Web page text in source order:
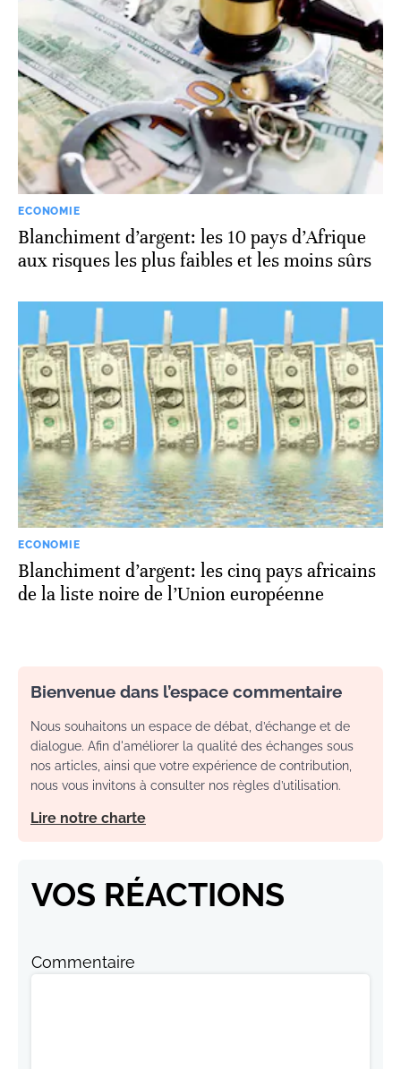
ECONOMIE
Blanchiment d’argent: les 10 pays d’Afrique
aux risques les plus faibles et les moins sûrs
ECONOMIE
Blanchiment d’argent: les cinq pays africains
de la liste noire de l’Union européenne
Bienvenue dans l’espace commentaire
Nous souhaitons un espace de débat, d’échange et de
dialogue. Afin d'améliorer la qualité des échanges sous
nos articles, ainsi que votre expérience de contribution,
nous vous invitons à consulter nos règles d’utilisation.
Lire notre charte
VOS RÉACTIONS
Commentaire